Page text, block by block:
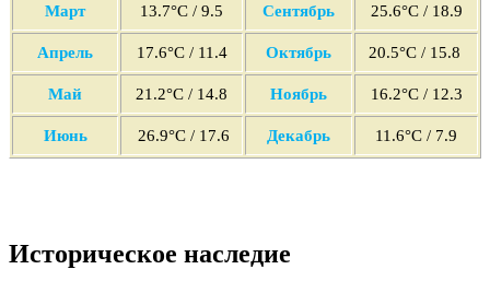
Март 13.7°C / 9.5 Сентябрь 25.6°C / 18.9
Апрель 17.6°C / 11.4 Октябрь 20.5°C / 15.8
Май 21 .2°C / 14.8 Ноябрь 16.2°C / 12.3
Июнь 26.9°C / 17.6 Декабрь 11.6°C / 7.9
Историческое наследие